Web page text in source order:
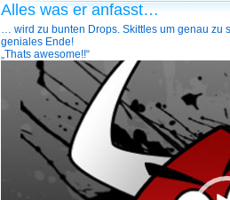
Alles was er anfasst…
… wird zu bunten Drops. Skittles um genau zu
geniales Ende!
„Thats awesome!!“